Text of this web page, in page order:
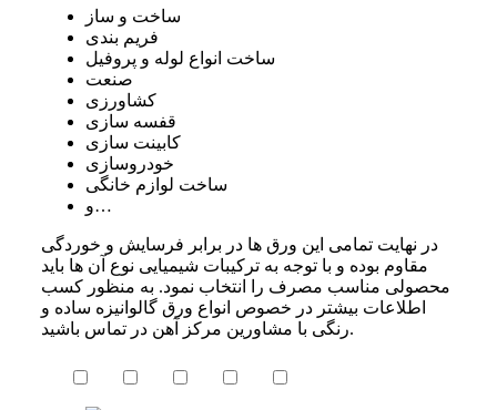
ساخت و ساز
فریم بندی
ساخت انواع لوله و پروفیل
صنعت
کشاورزی
قفسه سازی
کابینت سازی
خودروسازی
ساخت لوازم خانگی
و…
در نهایت تمامی این ورق ها در برابر فرسایش و خوردگی
مقاوم بوده و با توجه به ترکیبات شیمیایی نوع آن ها باید
محصولی مناسب مصرف را انتخاب نمود. به منظور کسب
اطلاعات بیشتر در خصوص انواع ورق گالوانیزه ساده و
رنگی با مشاورین مرکز آهن در تماس باشید.